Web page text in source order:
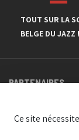
TOUT SUR LA
BELGE DU JAZZ !
PARTENAIRES
Ce site